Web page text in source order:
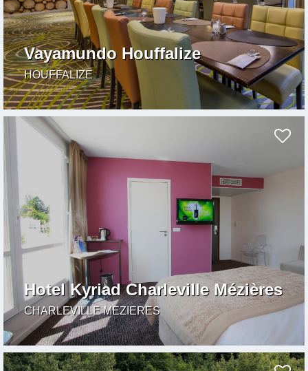
Vayamundo Houffalize
HOUFFALIZE
Hotel Kyriad Charleville Mézières
CHARLEVILLE MEZIERES